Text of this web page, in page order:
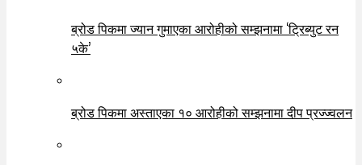
ब्रोड पिकमा ज्यान गुमाएका आरोहीको सम्झनामा ‘ट्रिब्युट रन
५के’
ब्रोड पिकमा अस्ताएका १० आरोहीको सम्झनामा दीप प्रज्ज्वलन